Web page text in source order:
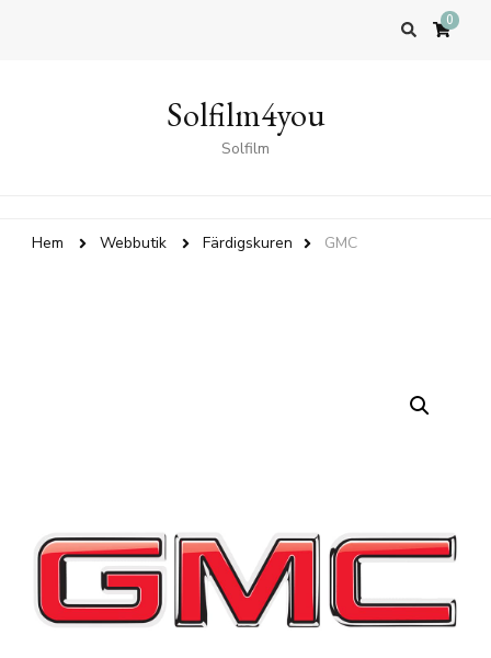
0
Solfilm4you
Solfilm
Hem Webbutik Färdigskuren GMC